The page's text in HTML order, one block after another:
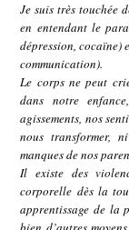
Je suis très touchée
en entendant le
dépression, cocaïne)
communication).
Le corps ne peut
dans notre
agissements, nos
nous transformer,
manques de nos
Il existe des
corporelle dès la
apprentissage de la